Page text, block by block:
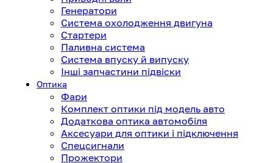
Генератори
Система охолодження двигуна
Стартери
Паливна система
Система впуску й випуску
Інші запчастини підвіски
Оптика
Фари
Комплект оптики під модель авто
Додаткова оптика автомобіля
Аксесуари для оптики і підключення
Спецсигнали
Прожектори